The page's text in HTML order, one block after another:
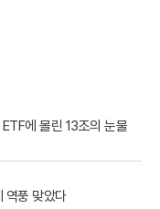
에 몰린 13조의 눈물
역풍 맞았다